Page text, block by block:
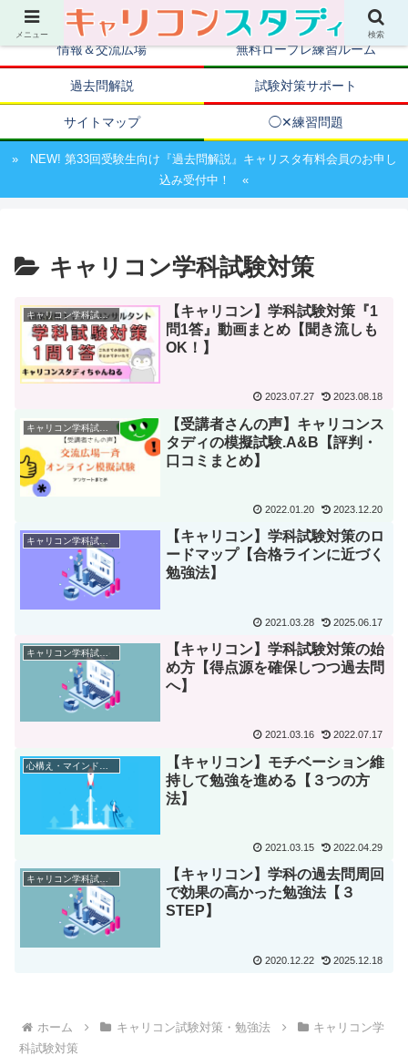
キャリアコンサルタント資格取得のための試験対策ポータルサイト
情報＆交流広場 無料ロープレ練習ルーム
過去問解説 試験対策サポート
サイトマップ ◯✕練習問題
» NEW! 第33回受験生向け『過去問解説』キャリスタ有料会員のお申し
込み受付中！ «
キャリコン学科試験対策
キャリコン学科試験対策
【キャリコン】学科試験対策『1
問1答』動画まとめ【聞き流しも
OK！】
2023.07.27 2023.08.18
キャリコン学科試験対策
【受講者さんの声】キャリコンス
タディの模擬試験.A&B【評判・
口コミまとめ】
2022.01.20 2023.12.20
キャリコン学科試験対策
【キャリコン】学科試験対策のロ
ードマップ【合格ラインに近づく
勉強法】
2021.03.28 2025.06.17
キャリコン学科試験対策
【キャリコン】学科試験対策の始
め方【得点源を確保しつつ過去問
へ】
2021.03.16 2022.07.17
【キャリコン】モチベーション維
持して勉強を進める【３つの方
法】
2021.03.15 2022.04.29
キャリコン学科試験対策
【キャリコン】学科の過去問周回
で効果の高かった勉強法【３
STEP】
2020.12.22 2025.12.18
ホーム キャリコン試験対策・勉強法
キャリコン学
科試験対策
メニュー 検索